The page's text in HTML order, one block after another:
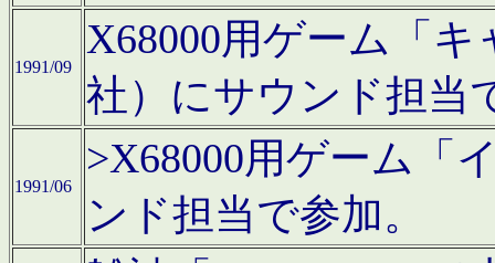
1991/09
X68000用ゲーム「
社）にサウンド担当
1991/06
>X68000用ゲーム「
ンド担当で参加。